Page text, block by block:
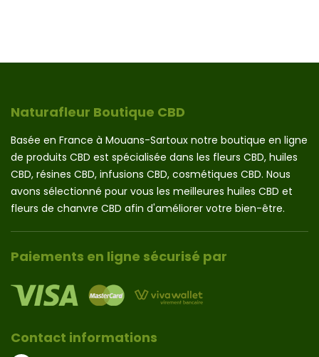
Naturafleur Boutique CBD
Basée en France à Mouans-Sartoux notre boutique en ligne
de produits CBD est spécialisée dans les fleurs CBD, huiles
CBD, résines CBD, infusions CBD, cosmétiques CBD. Nous
avons sélectionné pour vous les meilleures huiles CBD et
fleurs de chanvre CBD afin d'améliorer votre bien-être.
Paiements en ligne sécurisé par
Contact informations